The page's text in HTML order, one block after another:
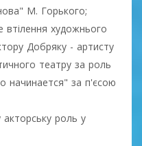
М. Горького;
втілення художнього
Добряку - артисту
театру за роль
начинается" за п'єсою
акторську роль у